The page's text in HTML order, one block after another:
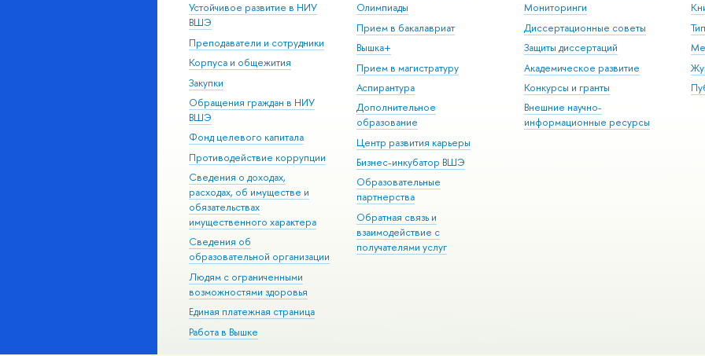
Устойчивое развитие в НИУ
ВШЭ
Преподаватели и сотрудники
Корпуса и общежития
Закупки
Обращения граждан в НИУ
ВШЭ
Фонд целевого капитала
Противодействие коррупции
Сведения о доходах,
расходах, об имуществе и
обязательствах
имущественного характера
Сведения об
образовательной организации
Людям с ограниченными
возможностями здоровья
Единая платежная страница
Работа в Вышке
Олимпиады
Прием в бакалавриат
Вышка+
Прием в магистратуру
Аспирантура
Дополнительное
образование
Центр развития карьеры
Бизнес-инкубатор ВШЭ
Образовательные
партнерства
Обратная связь и
взаимодействие с
получателями услуг
Мониторинги
Диссертационные советы
Защиты диссертаций
Академическое развитие
Конкурсы и гранты
Внешние научно-
информационные ресурсы